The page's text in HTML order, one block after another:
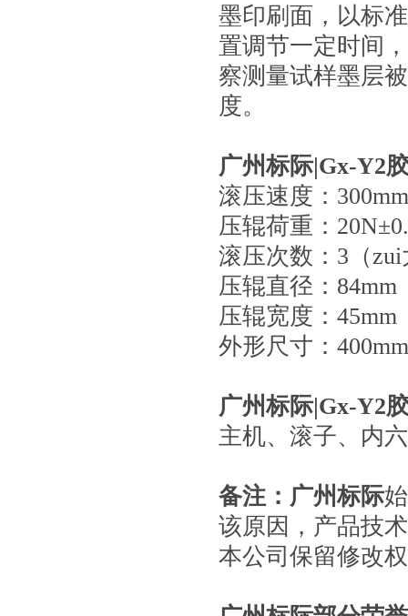
墨印刷面，以标
置调节一定时间
察测量试样墨层
度。
广州标际|Gx-Y2
滚压速度：
压辊荷重：
滚压次数：3（
压辊直径：84mm
压辊宽度：45mm
外形尺寸：
广州标际|Gx-Y2
主机、滚子、内
备注： 广州标际
该原因，产品技
本公司保留修改